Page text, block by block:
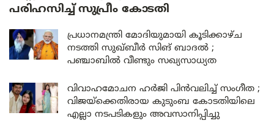
പരിഹസിച്ച് സുപ്രീം കോടതി
പ്രധാനമന്ത്രി മോദിയുമായി കൂടിക്കാഴ്ച
നടത്തി സുഖ്ബീർ സിങ് ബാദൽ ;
പഞ്ചാബിൽ വീണ്ടും സഖ്യസാധ്യത
വിവാഹമോചന ഹർജി പിൻവലിച്ച് സംഗീത ;
വിജയ്ക്കെതിരായ കുടുംബ കോടതിയിലെ
എല്ലാ നടപടികളും അവസാനിപ്പിച്ചു